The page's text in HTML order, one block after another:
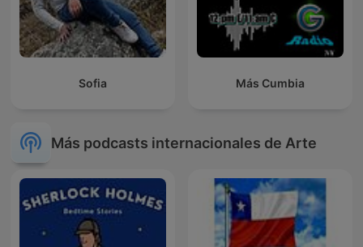
Sofia Más Cumbia
Más podcasts internacionales de Arte